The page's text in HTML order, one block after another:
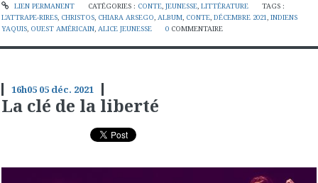
LIEN PERMANENT CATÉGORIES : CONTE, JEUNESSE, LITTÉRATURE
TAGS :
L’ATTRAPE-RIRES, CHRISTOS, CHIARA ARSEGO, ALBUM, CONTE, DÉCEMBRE 2021, INDIENS
YAQUIS, OUEST AMÉRICAIN, ALICE JEUNESSE 0 COMMENTAIRE
16h05 05 déc. 2021
La clé de la liberté